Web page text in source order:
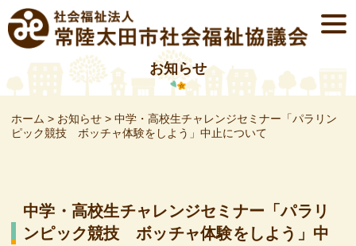
Skip
to
content
お知らせ
ホーム > お知らせ > 中学・高校生チャレンジセミナー「パラリン
ピック競技 ボッチャ体験をしよう」中止について
中学・高校生チャレンジセミナー「パラリ
ンピック競技 ボッチャ体験をしよう」中